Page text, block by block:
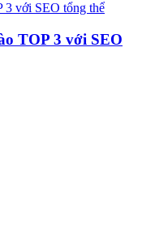
TOP 3 với SEO